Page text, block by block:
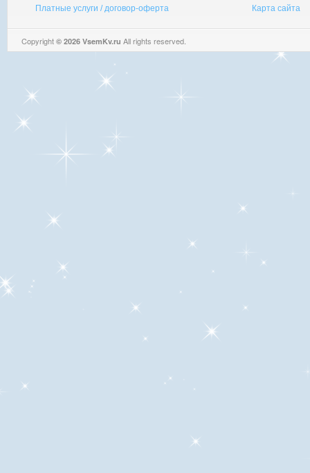
Платные услуги / договор-оферта
Карта сайта
Copyright © 2026 VsemKv.ru All rights reserved.